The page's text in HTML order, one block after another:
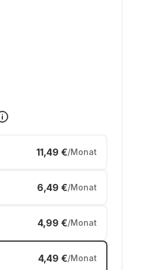
11,49 €/Monat
6,49 €/Monat
4,99 €/Monat
4,49 €/Monat